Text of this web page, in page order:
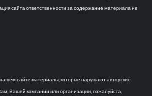
сайта ответственности за содержание материала не
сайте материалы, которые нарушают авторские
Вашей компании или организации, пожалуйста,